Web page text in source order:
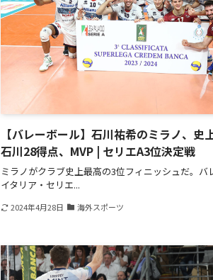
【バレーボール】石川祐希のミラノ、史
石川28得点、MVP | セリエA3位決定戦
ミラノがクラブ史上最高の3位フィニッシュだ。バ
イタリア・セリエ...
2024年4月28日 海外スポーツ